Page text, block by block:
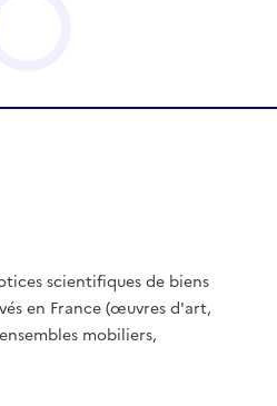
scientifiques de biens
en France (œuvres d'art,
mobiliers,